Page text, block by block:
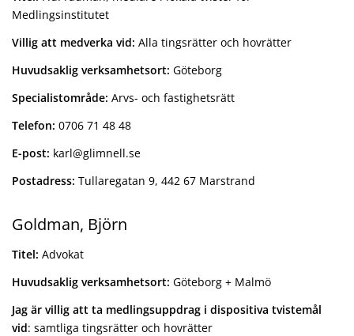
Medlingsinstitutet
Villig att medverka vid: Alla tingsrätter och hovrätter
Huvudsaklig verksamhetsort: Göteborg
Specialistområde: Arvs- och fastighetsrätt
Telefon: 0706 71 48 48
E-post: karl@glimnell.se
Postadress: Tullaregatan 9, 442 67 Marstrand
Goldman, Björn
Titel: Advokat
Huvudsaklig verksamhetsort: Göteborg + Malmö
Jag är villig att ta medlingsuppdrag i dispositiva tvistemål
vid: samtliga tingsrätter och hovrätter